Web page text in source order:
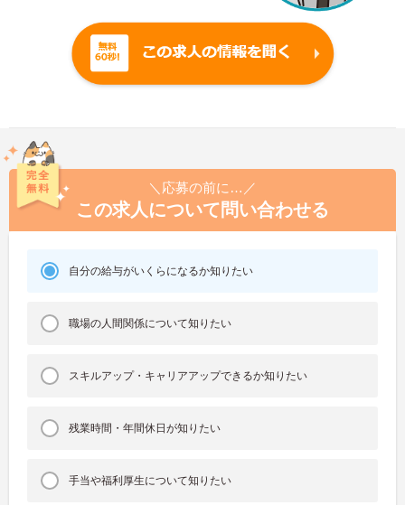
＼応募の前に…／
この求人について問い合わせる
自分の給与がいくらになるか知りたい
職場の人間関係について知りたい
スキルアップ・キャリアアップできるか知りたい
残業時間・年間休日が知りたい
手当や福利厚生について知りたい